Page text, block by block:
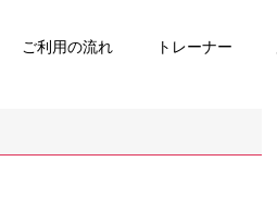
ご利用の流れ トレーナー